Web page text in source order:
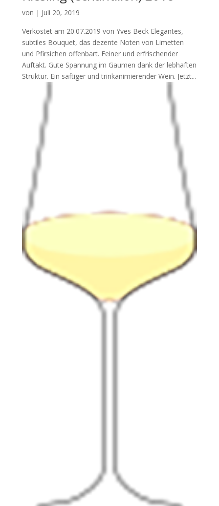
von | Juli 20, 2019
Verkostet am 20.07.2019 von Yves Beck Elegantes,
subtiles Bouquet, das dezente Noten von Limetten
und Pfirsichen offenbart. Feiner und erfrischender
Auftakt. Gute Spannung im Gaumen dank der lebhaften
Struktur. Ein saftiger und trinkanimierender Wein. Jetzt...